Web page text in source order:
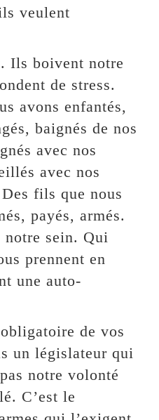
veulent
Ils boivent notre
de stress.
avons enfantés,
baignés de nos
avec nos
avec nos
fils que nous
payés, armés.
notre sein. Qui
prennent en
une auto-
de vos
un législateur qui
notre volonté
C’est le